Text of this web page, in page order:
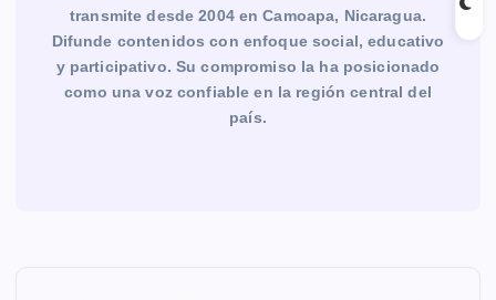
transmite desde 2004 en Camoapa, Nicaragua.
Difunde contenidos con enfoque social, educativo
y participativo. Su compromiso la ha posicionado
como una voz confiable en la región central del
país.